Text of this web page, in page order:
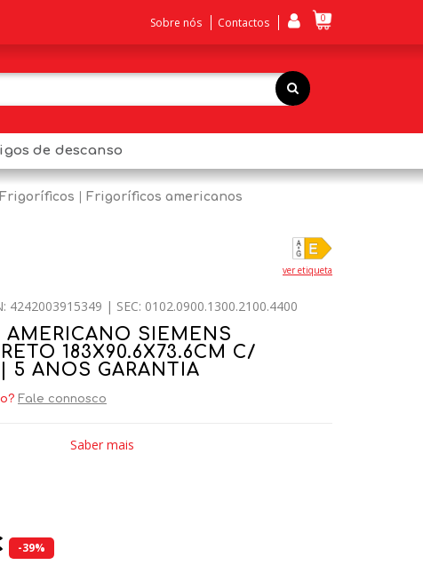
Sobre nós Contactos 0
de descanso
Frigoríficos Frigoríficos americanos
ver etiqueta
4242003915349 | SEC: 0102.0900.1300.2100.4400
AMERICANO SIEMENS
183X90.6X73.6CM C/
| 5 ANOS GARANTIA
Fale connosco
Saber mais
-39%